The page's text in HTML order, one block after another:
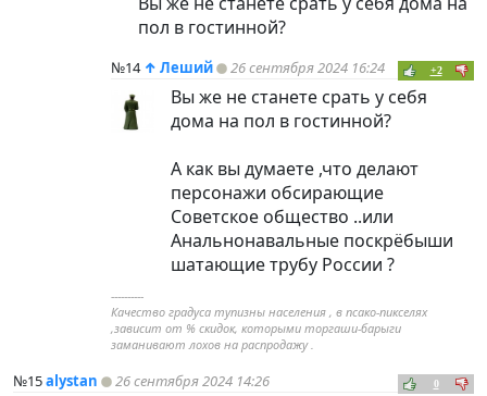
пол в гостинной?
№14 ↑ Леший 26 сентября 2024 16:24 +2
Вы же не станете срать у себя
дома на пол в гостинной?
А как вы думаете ,что делают
персонажи обсирающие
Советское общество ..или
Анальнонавальные поскрёбыши
шатающие трубу России ?
----------
Качество градуса тупизны населения , в псако-пикселях
,зависит от % скидок, которыми торгаши-барыги
заманивают лохов на распродажу .
№15alystan 26 сентября 2024 14:26 0